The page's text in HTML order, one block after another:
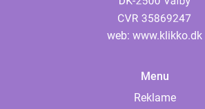
web: www.klikko.dk
Menu
Reklame